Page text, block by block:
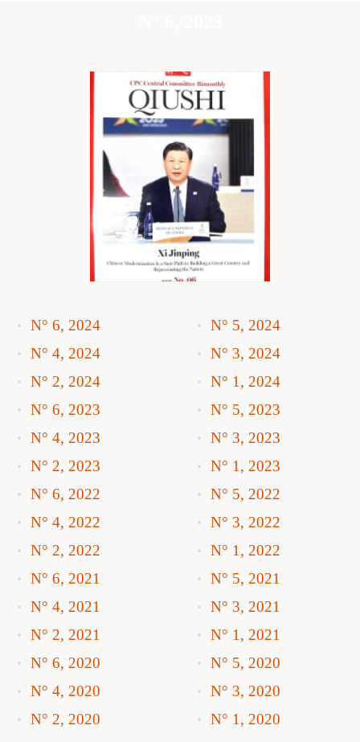
N° 6, 2024
N° 5, 2024
N° 4, 2024
N° 3, 2024
N° 2, 2024
N° 1, 2024
N° 6, 2023
N° 5, 2023
N° 4, 2023
N° 3, 2023
N° 2, 2023
N° 1, 2023
N° 6, 2022
N° 5, 2022
N° 4, 2022
N° 3, 2022
N° 2, 2022
N° 1, 2022
N° 6, 2021
N° 5, 2021
N° 4, 2021
N° 3, 2021
N° 2, 2021
N° 1, 2021
N° 6, 2020
N° 5, 2020
N° 4, 2020
N° 3, 2020
N° 2, 2020
N° 1, 2020